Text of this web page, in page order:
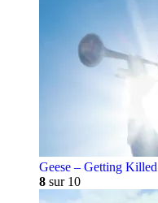
Geese – Getting Killed
8 sur 10